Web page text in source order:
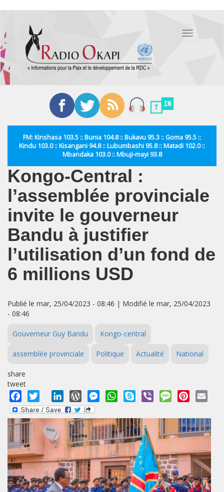
contenu
principal
Toggle
FM: Kinshasa 103.5 :: Bunia 104.8 :: Bukavu 95.3 :: Goma 95.5 ::
Kindu 103.0 :: Kisangani 94.8 :: Lubumbashi 95.8 :: Matadi 102.0 ::
Mbandaka 103.0 :: Mbuji-mayi 93.8
Kongo-Central :
l’assemblée provinciale
invite le gouverneur
Bandu à justifier
l’utilisation d’un fond de
6 millions USD
Publié le mar, 25/04/2023 - 08:46 | Modifié le mar, 25/04/2023
- 08:46
Gouverneur Guy Bandu Kongo-central
assemblée provinciale Politique Actualité National
share
tweet
Facebook
Twitter LinkedInWordPressMessengerWhatsApp
Skype Viber MessagePinterest